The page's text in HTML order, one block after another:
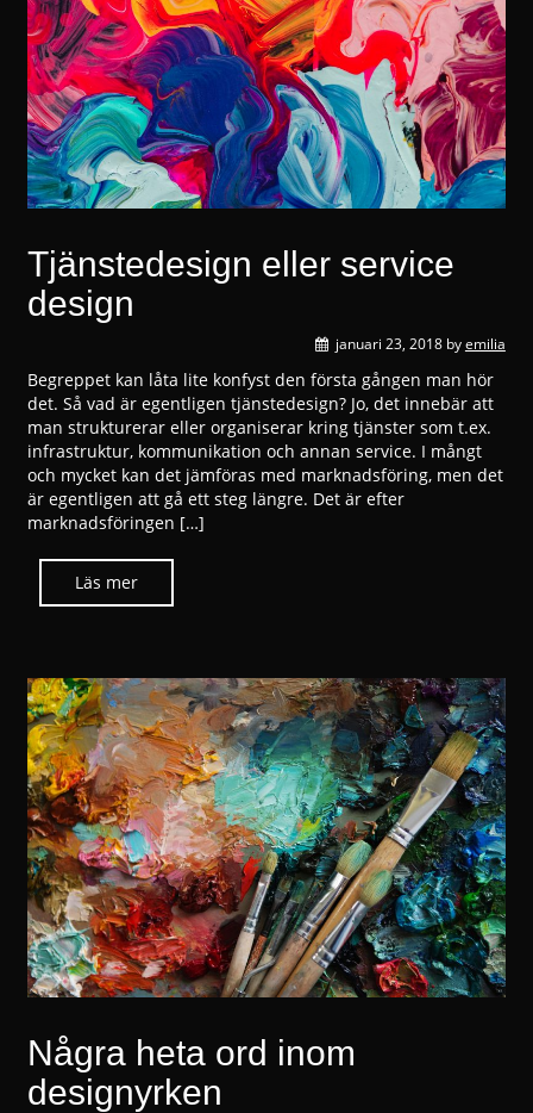
Tjänstedesign eller service
design
januari 23, 2018byemilia
Begreppet kan låta lite konfyst den första gången man hör
det. Så vad är egentligen tjänstedesign? Jo, det innebär att
man strukturerar eller organiserar kring tjänster som t.ex.
infrastruktur, kommunikation och annan service. I mångt
och mycket kan det jämföras med marknadsföring, men det
är egentligen att gå ett steg längre. Det är efter
marknadsföringen […]
Några heta ord inom
designyrken